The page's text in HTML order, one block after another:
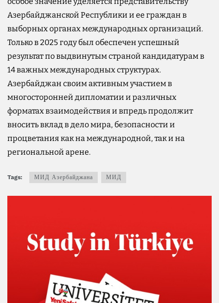
Азербайджанской Республики и ее граждан в
выборных органах международных организаций.
Только в 2025 году был обеспечен успешный
результат по выдвинутым страной кандидатурам в
14 важных международных структурах.
Азербайджан своим активным участием в
многосторонней дипломатии и различных
форматах взаимодействия и впредь продолжит
вносить вклад в дело мира, безопасности и
процветания как на международной, так и на
региональной арене.
Tags: МИД Азербайджана МИД